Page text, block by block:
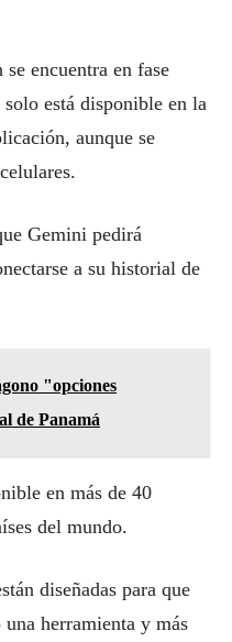
encuentra en fase
está disponible en la
aunque se
Gemini pedirá
a su historial de
"opciones
de Panamá
en más de 40
del mundo.
diseñadas para que
herramienta y más